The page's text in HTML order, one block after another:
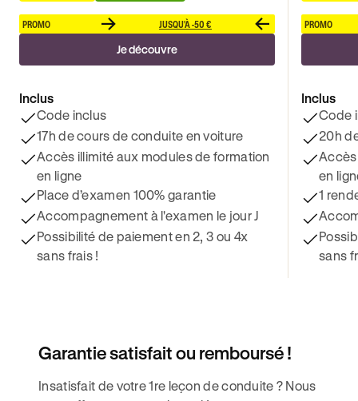
PROMO JUSQU'À -50 €
Je découvre
Inclus
Code inclus
17h de cours de conduite en voiture
Accès illimité aux modules de formation
en ligne
Place d’examen 100% garantie
Accompagnement à l'examen le jour J
Possibilité de paiement en 2, 3 ou 4x
sans frais !
PROMO
Inclus
Code
20h
en
1
sans
Garantie satisfait ou remboursé !
Insatisfait de votre 1re leçon de conduite ? Nous